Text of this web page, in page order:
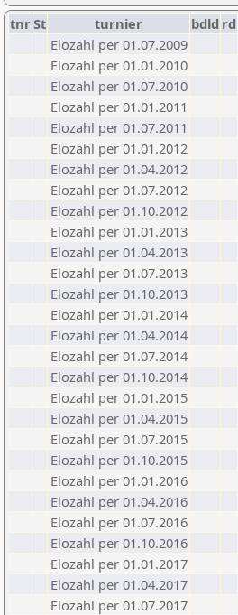
tnrSt turnier bdld rd
Elozahl per 01.07.2009
Elozahl per 01.01.2010
Elozahl per 01.07.2010
Elozahl per 01.01.2011
Elozahl per 01.07.2011
Elozahl per 01.01.2012
Elozahl per 01.04.2012
Elozahl per 01.07.2012
Elozahl per 01.10.2012
Elozahl per 01.01.2013
Elozahl per 01.04.2013
Elozahl per 01.07.2013
Elozahl per 01.10.2013
Elozahl per 01.01.2014
Elozahl per 01.04.2014
Elozahl per 01.07.2014
Elozahl per 01.10.2014
Elozahl per 01.01.2015
Elozahl per 01.04.2015
Elozahl per 01.07.2015
Elozahl per 01.10.2015
Elozahl per 01.01.2016
Elozahl per 01.04.2016
Elozahl per 01.07.2016
Elozahl per 01.10.2016
Elozahl per 01.01.2017
Elozahl per 01.04.2017
Elozahl per 01.07.2017